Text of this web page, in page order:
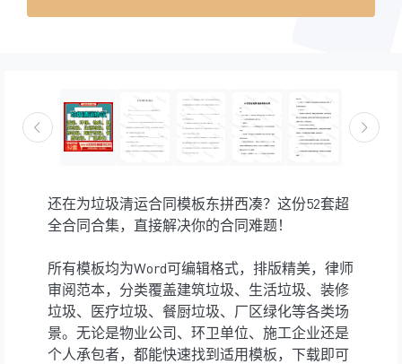
还在为垃圾清运合同模板东拼西凑？这份52套超
全合同合集，直接解决你的合同难题！
所有模板均为Word可编辑格式，排版精美，律师
审阅范本，分类覆盖建筑垃圾、生活垃圾、装修
垃圾、医疗垃圾、餐厨垃圾、厂区绿化等各类场
景。无论是物业公司、环卫单位、施工企业还是
个人承包者，都能快速找到适用模板，下载即可